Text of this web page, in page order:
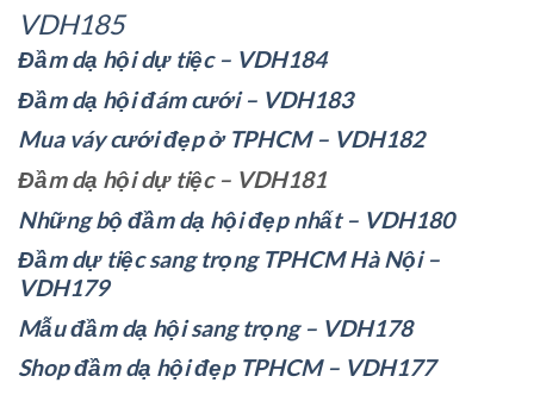
VDH185
Đầm dạ hội dự tiệc – VDH184
Đầm dạ hội đám cưới – VDH183
Mua váy cưới đẹp ở TPHCM – VDH182
Đầm dạ hội dự tiệc – VDH181
Những bộ đầm dạ hội đẹp nhất – VDH180
Đầm dự tiệc sang trọng TPHCM Hà Nội –
VDH179
Mẫu đầm dạ hội sang trọng – VDH178
Shop đầm dạ hội đẹp TPHCM – VDH177